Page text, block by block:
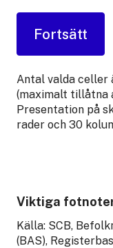
Antal valda celler
(maximalt tillåtna
Presentation på
rader och 30
Viktiga
Källa: SCB,
(BAS),